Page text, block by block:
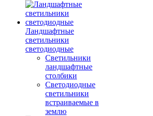
Ландшафтные
светильники
светодиодные
Светильники
ландшафтные
столбики
Светодиодные
светильники
встраиваемые в
землю